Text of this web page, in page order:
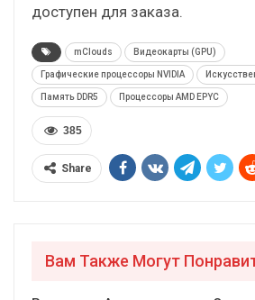
доступен для заказа.
mClouds Видеокарты (GPU)
Графические процессоры NVIDIA
Память DDR5 Процессоры AMD EPYC
385
Share
Вам Также Могут